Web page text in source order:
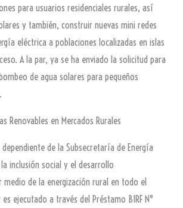
para usuarios residenciales rurales, así
y también, construir nuevas mini redes
eléctrica a poblaciones localizadas en islas
A la par, ya se ha enviado la solicitud para
de agua solares para pequeños
Renovables en Mercados Rurales
dependiente de la Subsecretaría de Energía
inclusión social y el desarrollo
de la energización rural en todo el
ejecutado a través del Préstamo BIRF N°